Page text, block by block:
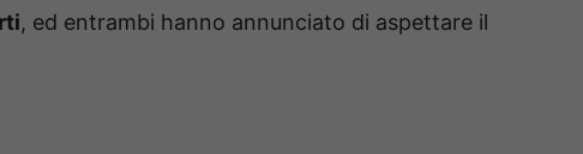
, ed entrambi hanno annunciato di aspettare il